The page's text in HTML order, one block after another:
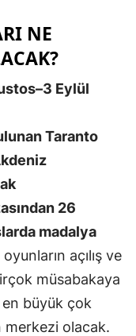
NE
Eylül
Taranto
26
madalya
açılış ve
müsabakaya
büyük çok
merkezi olacak.